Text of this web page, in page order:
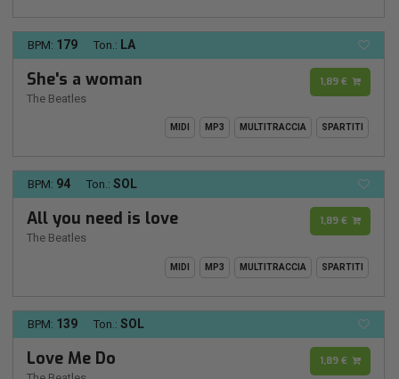
BPM: 179 Ton.: LA
She's a woman
The Beatles
1,89 €
MIDI MP3 MULTITRACCIA SPARTITI
BPM: 94 Ton.: SOL
All you need is love
The Beatles
1,89 €
MIDI MP3 MULTITRACCIA SPARTITI
BPM: 139 Ton.: SOL
Love Me Do 1,89 €